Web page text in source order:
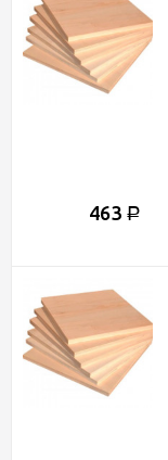
463 Р